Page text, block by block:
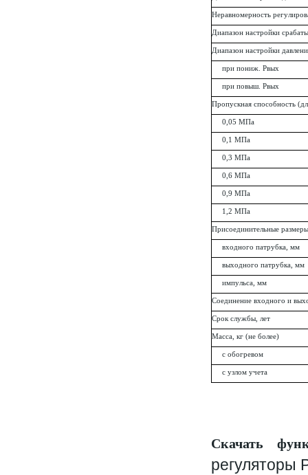
Неравномерность
Диапазон настройки
Диапазон настройки
при пониж. Рвых
при повыш. Рвых
Пропускная способность
0,05 МПа
0,1 МПа
0,3 МПа
0,6 МПа
0,9 МПа
1,2 МПа
Присоединительные
входного патрубка, мм
выходного патрубка, мм
импульса, мм
Соединение входного и
Срок службы, лет
Масса, кг (не более)
с обогревом
с узлом учета
Скачать